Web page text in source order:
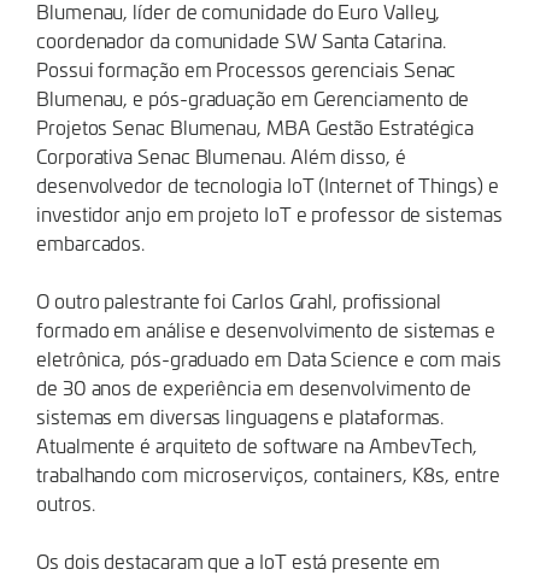
Blumenau, líder de comunidade do Euro Valley,
coordenador da comunidade SW Santa Catarina.
Possui formação em Processos gerenciais Senac
Blumenau, e pós-graduação em Gerenciamento de
Projetos Senac Blumenau, MBA Gestão Estratégica
Corporativa Senac Blumenau. Além disso, é
desenvolvedor de tecnologia IoT (Internet of Things) e
investidor anjo em projeto IoT e professor de sistemas
embarcados.
O outro palestrante foi Carlos Grahl, profissional
formado em análise e desenvolvimento de sistemas e
eletrônica, pós-graduado em Data Science e com mais
de 30 anos de experiência em desenvolvimento de
sistemas em diversas linguagens e plataformas.
Atualmente é arquiteto de software na AmbevTech,
trabalhando com microserviços, containers, K8s, entre
outros.
Os dois destacaram que a IoT está presente em